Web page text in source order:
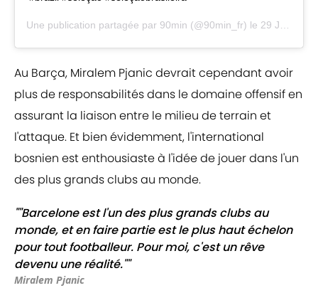
Une publication partagée par 90min (@90min_fr) le 29 Juin 2020 à 10 :09 PDT
Au Barça, Miralem Pjanic devrait cependant avoir
plus de responsabilités dans le domaine offensif en
assurant la liaison entre le milieu de terrain et
l'attaque. Et bien évidemment, l'international
bosnien est enthousiaste à l'idée de jouer dans l'un
des plus grands clubs au monde.
""Barcelone est l'un des plus grands clubs au
monde, et en faire partie est le plus haut échelon
pour tout footballeur. Pour moi, c'est un rêve
devenu une réalité.""
Miralem Pjanic